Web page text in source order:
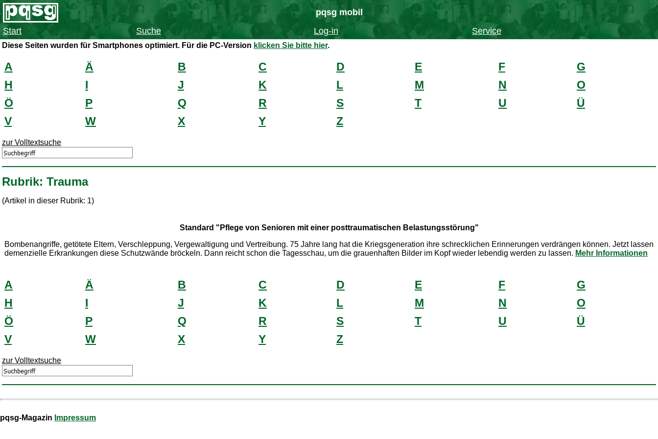
pqsg mobil
Start
Suche Log-in Service
Diese Seiten wurden für Smartphones optimiert. Für die PC-Version klicken Sie bitte hier.
A Ä B C D E F
G
H
I J K L M N
O
Ö
P Q R S T U
Ü
V
W X Y Z
zur Volltextsuche
Rubrik: Trauma
(Artikel in dieser Rubrik: 1)
Standard "Pflege von Senioren mit einer posttraumatischen Belastungsstörung"
Bombenangriffe, getötete Eltern, Verschleppung, Vergewaltigung und Vertreibung. 75 Jahre lang hat die Kriegsgeneration ihre schrecklichen Erinnerungen verdrängen können. Jetzt lassen
demenzielle Erkrankungen diese Schutzwände bröckeln. Dann reicht schon die Tagesschau, um die grauenhaften Bilder im Kopf wieder lebendig werden zu lassen. Mehr Informationen
A Ä B C D E F
G
H
I J K L M N
O
Ö
P Q R S T U
Ü
V
W X Y Z
zur Volltextsuche
pqsg-Magazin Impressum